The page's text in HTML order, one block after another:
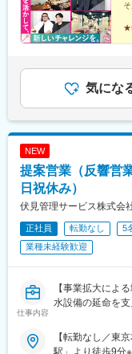
★
★
気にな
NEW
提案営業（反響営
日祝休み）
伏見管理サービス株式会
正社員 転勤なし 5
業種未経験歓迎
仕事内容
【事業拡大によ
水設備の延命を支
【転勤なし／東
駅」より徒歩9分